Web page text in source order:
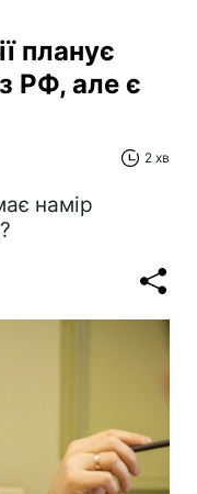
планує
РФ, але є
2 хв
намір